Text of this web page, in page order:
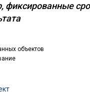
фиксированные
объектов